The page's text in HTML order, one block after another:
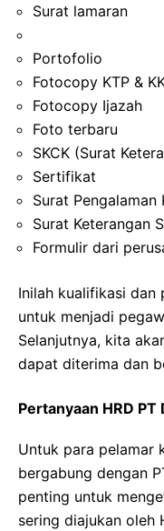
Surat lamaran
Portofolio
Fotocopy KTP &
Fotocopy Ijazah
Foto terbaru
SKCK (Surat
Sertifikat
Surat Pengalaman
Surat Keterangan
Formulir dari
Inilah kualifikasi dan
untuk menjadi
Selanjutnya, kita
dapat diterima dan
Pertanyaan HRD
Untuk para pelamar
bergabung dengan
penting untuk
sering diajukan oleh